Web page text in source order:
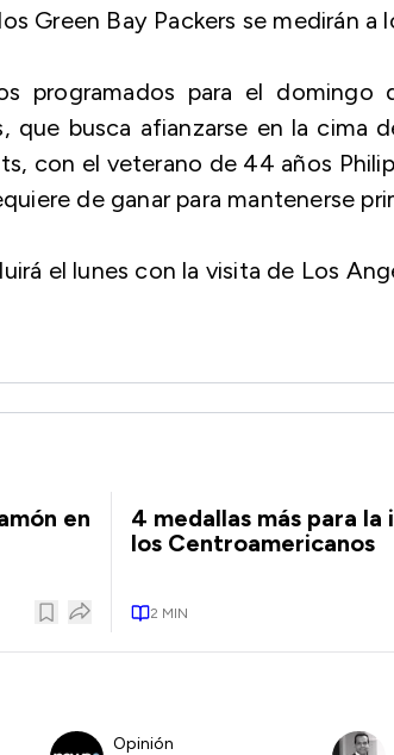
Green Bay Packers se medirán a
programados para el domingo
que busca afianzarse en la cima
con el veterano de 44 años
de ganar para mantenerse
el lunes con la visita de Los
en
4 medallas más para la
los Centroamericanos
2 MIN
Opinión